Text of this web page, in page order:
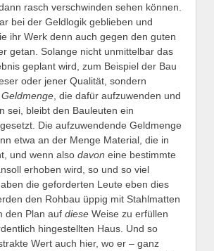
rasch verschwinden sehen können.
bei der Geldlogik geblieben und
ihr Werk denn auch gegen den guten
getan. Solange nicht unmittelbar das
geplant wird, zum Beispiel der Bau
oder jener Qualität, sondern
Geldmenge , die dafür aufzuwenden und
sei, bleibt den Bauleuten ein
Die aufzuwendende Geldmenge
etwa an der Menge Material, die in
und wenn also davon eine bestimmte
erhoben wird, so und so viel
die geforderten Leute eben dies
den Rohbau üppig mit Stahlmatten
den Plan auf diese Weise zu erfüllen
hingestellten Haus. Und so
Wert auch hier, wo er – ganz